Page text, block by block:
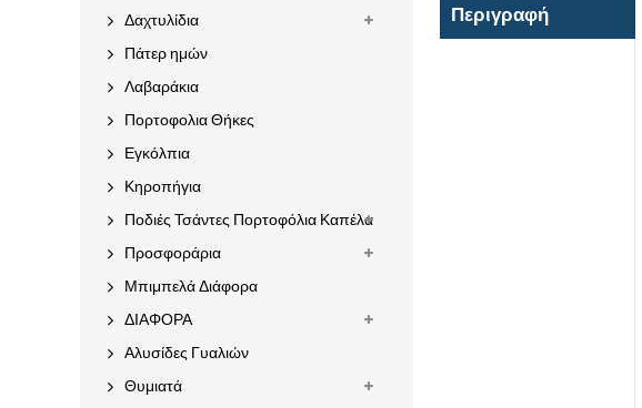
Περιγραφή
Δαχτυλίδια
Πάτερ ημών
Λαβαράκια
Πορτοφολια Θήκες
Εγκόλπια
Κηροπήγια
Ποδιές Τσάντες Πορτοφόλια Καπέλα
Προσφοράρια
Μπιμπελά Διάφορα
ΔΙΑΦΟΡΑ
Αλυσίδες Γυαλιών
Θυμιατά